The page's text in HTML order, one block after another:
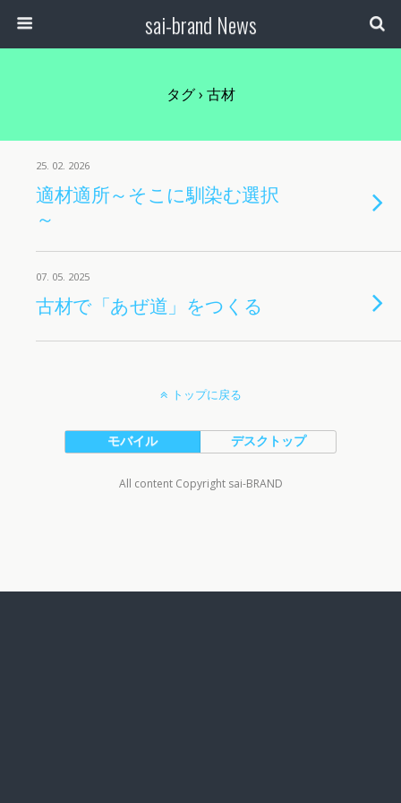
sai-brand News
タグ › 古材
25. 02. 2026
適材適所～そこに馴染む選択
～
07. 05. 2025
古材で「あぜ道」をつくる
トップに戻る
モバイル デスクトップ
All content Copyright sai-BRAND